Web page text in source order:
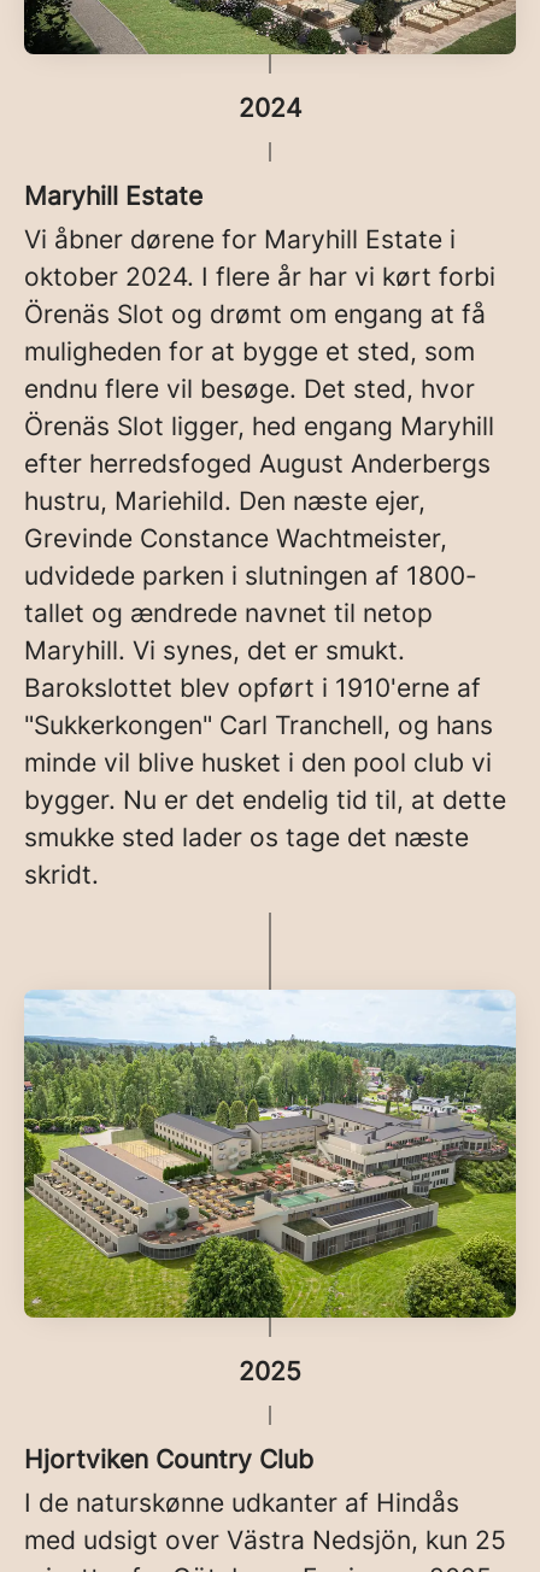
2024
Maryhill Estate
Vi åbner dørene for Maryhill Estate i
oktober 2024. I flere år har vi kørt forbi
Örenäs Slot og drømt om engang at få
muligheden for at bygge et sted, som
endnu flere vil besøge. Det sted, hvor
Örenäs Slot ligger, hed engang Maryhill
efter herredsfoged August Anderbergs
hustru, Mariehild. Den næste ejer,
Grevinde Constance Wachtmeister,
udvidede parken i slutningen af 1800-
tallet og ændrede navnet til netop
Maryhill. Vi synes, det er smukt.
Barokslottet blev opført i 1910'erne af
"Sukkerkongen" Carl Tranchell, og hans
minde vil blive husket i den pool club vi
bygger. Nu er det endelig tid til, at dette
smukke sted lader os tage det næste
skridt.
2025
Hjortviken Country Club
I de naturskønne udkanter af Hindås
med udsigt over Västra Nedsjön, kun 25